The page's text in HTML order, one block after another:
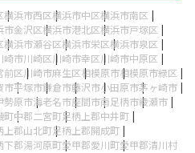
横浜市西区横浜市中区横浜市南区
市金沢区横浜市港北区横浜市戸塚区
横浜市瀬谷区横浜市栄区横浜市泉区
崎市川崎区川崎市幸区川崎市中原区
前区川崎市麻生区相模原市相模原市緑区
市平塚市鎌倉市藤沢市小田原市茅ヶ崎市
勢原市海老名市座間市南足柄市綾瀬市
町中郡二宮町足柄上郡中井町
上郡山北町足柄上郡開成町
下郡湯河原町愛甲郡愛川町愛甲郡清川村